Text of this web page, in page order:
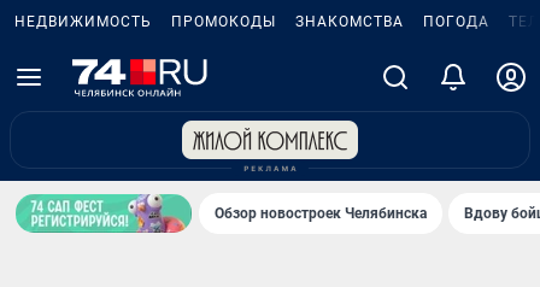
НЕДВИЖИМОСТЬ ПРОМОКОДЫ ЗНАКОМСТВА ПОГОДА
Обзор новостроек Челябинска Вдову